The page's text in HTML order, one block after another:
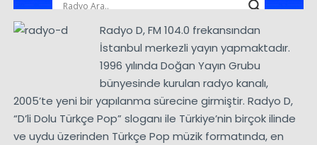
Radyo D, FM 104.0 frekansından
İstanbul merkezli yayın yapmaktadır.
1996 yılında Doğan Yayın Grubu
bünyesinde kurulan radyo kanalı,
2005’te yeni bir yapılanma sürecine girmiştir. Radyo D,
“D’li Dolu Türkçe Pop” sloganı ile Türkiye’nin birçok ilinde
ve uydu üzerinden Türkçe Pop müzik formatında, en